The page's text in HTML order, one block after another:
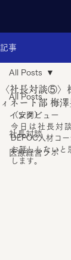
記事
All Posts
インタビュー
社長対談
医療経営ラボ
All Posts
〈社長対談⑤〉
ィネート部 梅
（安岡）
今日は社長対
DEPOC人材コ
お話ししたいと
します。